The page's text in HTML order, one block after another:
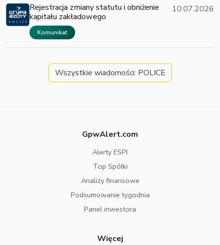
Rejestracja zmiany statutu i obniżenie
kapitału zakładowego
Komunikat
10.07.2026
Wszystkie wiadomości: POLICE
GpwAlert.com
Alerty ESPI
Top Spółki
Analizy finansowe
Podsumowanie tygodnia
Panel inwestora
Więcej